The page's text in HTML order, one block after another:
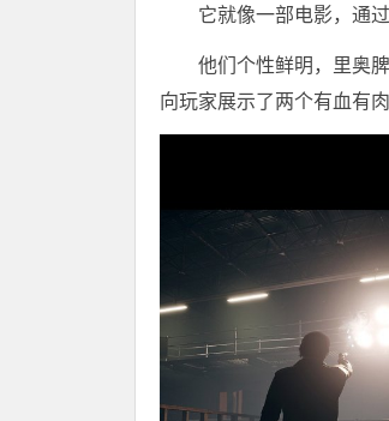
它就像一部电影，通
他们个性鲜明，里奥
向玩家展示了两个有血有